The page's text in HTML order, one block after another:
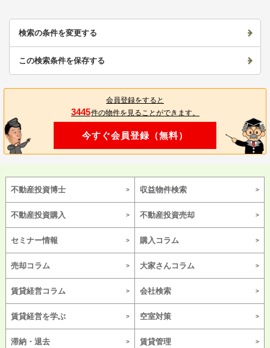
検索の条件を変更する
この検索条件を保存する
会員登録をすると
3445件の物件を見ることができます。
今すぐ会員登録（無料）
不動産投資博士 収益物件検索
不動産投資購入 不動産投資売却
セミナー情報 購入コラム
売却コラム 大家さんコラム
賃貸経営コラム 会社検索
賃貸経営を学ぶ 空室対策
滞納・退去 賃貸管理